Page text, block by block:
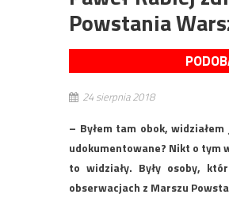
Powstania
24 sierpnia 2018
– Byłem tam obok,
udokumentowane? Nikt o tym
to widziały. Były osoby,
obserwacjach z Marszu